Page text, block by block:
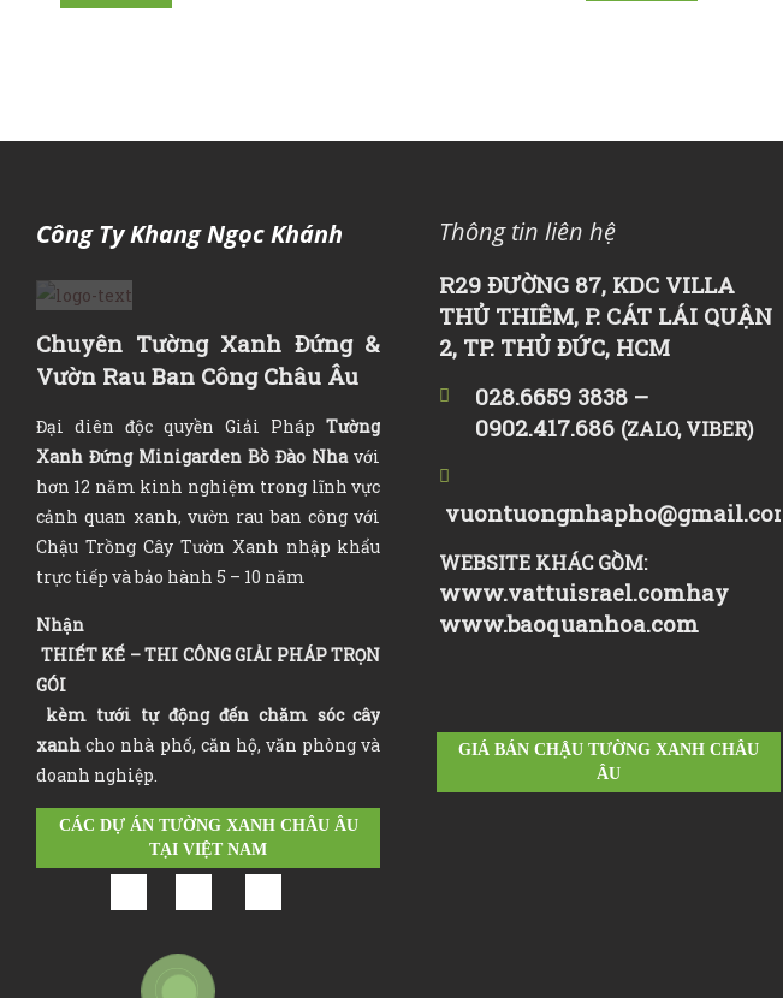
Công Ty Khang Ngọc Khánh
Chuyên Tường Xanh Đứng &
Vườn Rau Ban Công Châu Âu
Đại diên độc quyền Giải PhápTường
Xanh Đứng Minigarden Bồ Đào Nhavới
hơn 12 năm kinh nghiệm trong lĩnh vực
cảnh quan xanh, vườn rau ban công với
Chậu Trồng Cây Tườn Xanh nhập khẩu
trực tiếp và bảo hành 5 – 10 năm
Nhận
THIẾT KẾ – THI CÔNG GIẢI PHÁP TRỌN
GÓI
kèm tưới tự động đến chăm sóc cây
xanh cho nhà phố, căn hộ, văn phòng và
doanh nghiệp.
CÁC DỰ ÁN TƯỜNG XANH CHÂU ÂU
TẠI VIỆT NAM
Thông tin liên hệ
R29 ĐƯỜNG 87, KDC VILLA
THỦ THIÊM, P. CÁT LÁI QUẬN
2, TP. THỦ ĐỨC, HCM
028.6659 3838 –
0902.417.686 (ZALO, VIBER)
vuontuongnhapho@gmail.com
WEBSITE KHÁC GỒM:
www.vattuisrael.comhay
www.baoquanhoa.com
GIÁ BÁN CHẬU TƯỜNG XANH CHÂU
ÂU